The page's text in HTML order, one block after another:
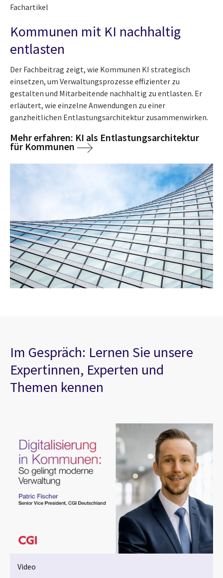
Fachartikel
Kommunen mit KI nachhaltig
entlasten
Der Fachbeitrag zeigt, wie Kommunen KI strategisch
einsetzen, um Verwaltungsprozesse effizienter zu
gestalten und Mitarbeitende nachhaltig zu entlasten. Er
erläutert, wie einzelne Anwendungen zu einer
ganzheitlichen Entlastungsarchitektur zusammenwirken.
Mehr erfahren: KI als Entlastungsarchitektur
für Kommunen
Im Gespräch: Lernen Sie unsere
Expertinnen, Experten und
Themen kennen
Video